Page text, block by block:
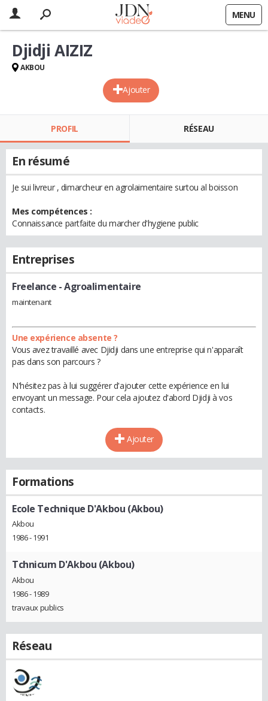
MENU
Ajouter
Djidji AIZIZ
AKBOU
PROFIL RÉSEAU
En résumé
Je sui livreur , dimarcheur en agrolaimentaire surtou al boisson
Mes compétences :
Connaissance partfaite du marcher d'hygiene public
Entreprises
Freelance - Agroalimentaire
maintenant
Une expérience absente ?
Vous avez travaillé avec Djidji dans une entreprise qui n'apparaît
pas dans son parcours ?
N'hésitez pas à lui suggérer d'ajouter cette expérience en lui
envoyant un message. Pour cela ajoutez d'abord Djidji à vos
contacts.
Ajouter
Formations
Ecole Technique D'Akbou (Akbou)
Akbou
1986 - 1991
Tchnicum D'Akbou (Akbou)
Akbou
1986 - 1989
travaux publics
Réseau